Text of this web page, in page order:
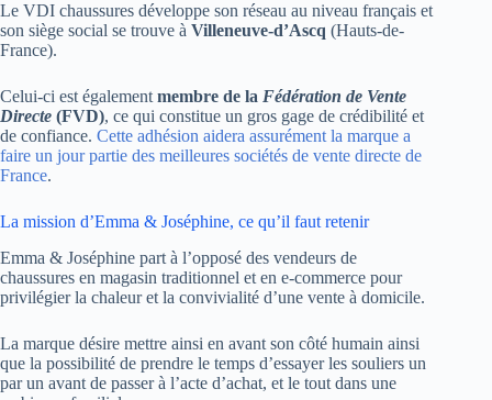
Le VDI chaussures développe son réseau au niveau français et
son siège social se trouve à Villeneuve-d’Ascq (Hauts-de-
France).
Celui-ci est égalementmembre de la Fédération de Vente
Directe (FVD), ce qui constitue un gros gage de crédibilité et
de confiance. Cette adhésion aidera assurément la marque a
faire un jour partie des meilleures sociétés de vente directe de
France.
La mission d’Emma & Joséphine, ce qu’il faut retenir
Emma & Joséphine part à l’opposé des vendeurs de
chaussures en magasin traditionnel et en e-commerce pour
privilégier la chaleur et la convivialité d’une vente à domicile.
La marque désire mettre ainsi en avant son côté humain ainsi
que la possibilité de prendre le temps d’essayer les souliers un
par un avant de passer à l’acte d’achat, et le tout dans une